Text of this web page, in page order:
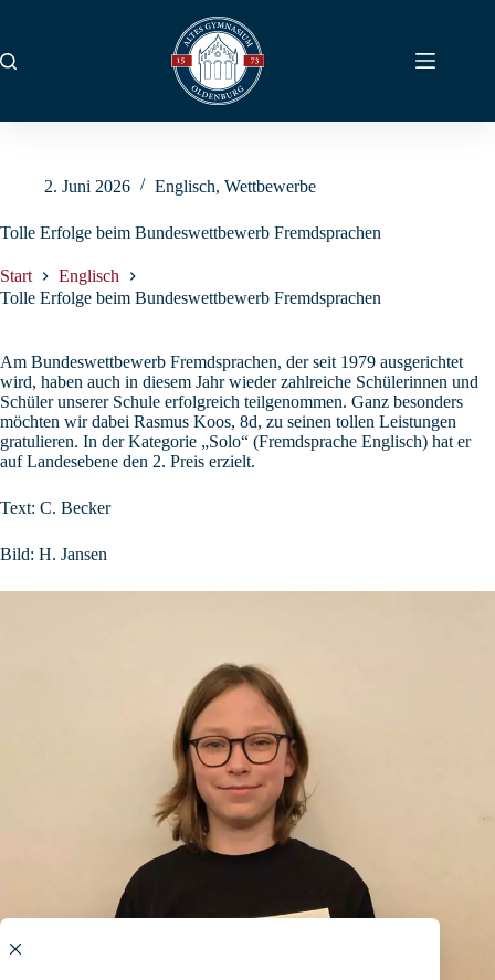
2. Juni 2026 Englisch, Wettbewerbe
Tolle Erfolge beim Bundeswettbewerb Fremdsprachen
Start
Englisch
Tolle Erfolge beim Bundeswettbewerb Fremdsprachen
Am Bundeswettbewerb Fremdsprachen, der seit 1979 ausgerichtet
wird, haben auch in diesem Jahr wieder zahlreiche Schülerinnen und
Schüler unserer Schule erfolgreich teilgenommen. Ganz besonders
möchten wir dabei Rasmus Koos, 8d, zu seinen tollen Leistungen
gratulieren. In der Kategorie „Solo“ (Fremdsprache Englisch) hat er
auf Landesebene den 2. Preis erzielt.
Text: C. Becker
Bild: H. Jansen